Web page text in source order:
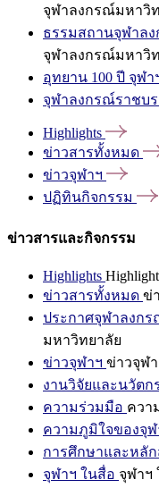
จุฬาลงกรณ์มหาวิ
ธรรมสถานจุฬาล
จุฬาลงกรณ์มหาวิ
อุทยาน 100 ปี จุฬา
จุฬาลงกรณ์ราชบ
Highlights
ข่าวสารทั้งหมด
ข่าวจุฬาฯ
ปฏิทินกิจกรรม
ข่าวสารและกิจกรรม
Highlights
ข่าวสารทั้งหมด ข่
ประกาศจุฬาลงก
มหาวิทยาลัย
ข่าวจุฬาฯ ข่าวจุฬ
งานวิจัยและนวัตก
ความร่วมมือ ควา
ความภูมิใจของจุฬ
การศึกษาและหลั
จุฬาฯ ในสื่อ จุฬาฯ